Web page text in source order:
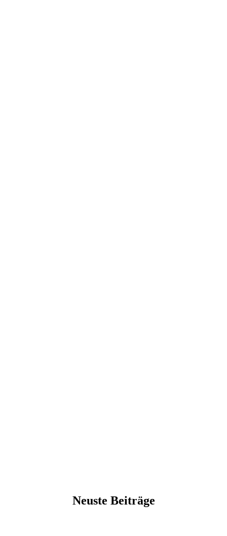
Neuste Beiträge